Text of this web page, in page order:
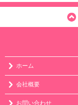
ホーム
会社概要
お問い合わせ